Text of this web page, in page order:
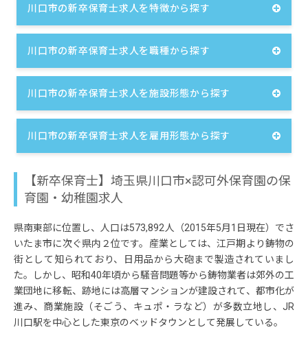
川口市の新卒保育士求人を特徴から探す
川口市の新卒保育士求人を職種から探す
川口市の新卒保育士求人を施設形態から探す
川口市の新卒保育士求人を雇用形態から探す
【新卒保育士】埼玉県川口市×認可外保育園の保
育園・幼稚園求人
県南東部に位置し、人口は573,892人（2015年5月1日現在）でさ
いたま市に次ぐ県内２位です。産業としては、江戸期より鋳物の
街として知られており、日用品から大砲まで製造されていまし
た。しかし、昭和40年頃から騒音問題等から鋳物業者は郊外の工
業団地に移転、跡地には高層マンションが建設されて、都市化が
進み、商業施設（そごう、キュポ・ラなど）が多数立地し、JR
川口駅を中心とした東京のベッドタウンとして発展している。